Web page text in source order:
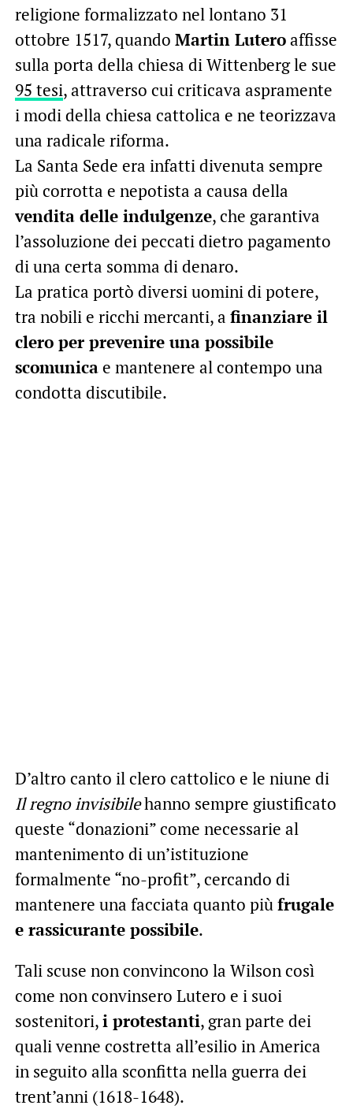
religione formalizzato nel lontano 31
ottobre 1517, quando Martin Luteroaffisse
sulla porta della chiesa di Wittenberg le sue
95 tesi, attraverso cui criticava aspramente
i modi della chiesa cattolica e ne teorizzava
una radicale riforma.
La Santa Sede era infatti divenuta sempre
più corrotta e nepotista a causa della
vendita delle indulgenze, che garantiva
l’assoluzione dei peccati dietro pagamento
di una certa somma di denaro.
La pratica portò diversi uomini di potere,
tra nobili e ricchi mercanti, a finanziare il
clero per prevenire una possibile
scomunicae mantenere al contempo una
condotta discutibile.
D’altro canto il clero cattolico e le niune di
Il regno invisibilehanno sempre giustificato
queste “donazioni” come necessarie al
mantenimento di un’istituzione
formalmente “no-profit”, cercando di
mantenere una facciata quanto piùfrugale
e rassicurante possibile.
Tali scuse non convincono la Wilson così
come non convinsero Lutero e i suoi
sostenitori,i protestanti, gran parte dei
quali venne costretta all’esilio in America
in seguito alla sconfitta nella guerra dei
trent’anni (1618-1648).